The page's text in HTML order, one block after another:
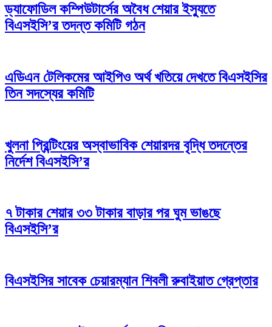
ড্যাফোডিল কম্পিউটার্সের অবৈধ শেয়ার ইস্যুতে
বিএসইসি’র তদন্ত কমিটি গঠন
এডিএন টেলিকমের আইপিও অর্থ খতিয়ে দেখতে বিএসইসির
তিন সদস্যের কমিটি
খুলনা প্রিন্টিংয়ের অস্বাভাবিক শেয়ারদর বৃদ্ধি তদন্তের
নির্দেশ বিএসইসি’র
৭ টাকার শেয়ার ৩৩ টাকার বাড়ার পর ঘুম ভাঙছে
বিএসইসি’র
বিএসইসির সাবেক চেয়ারম্যান শিবলী রুবাইয়াত গ্রেপ্তার